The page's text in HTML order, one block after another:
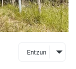
Entzun